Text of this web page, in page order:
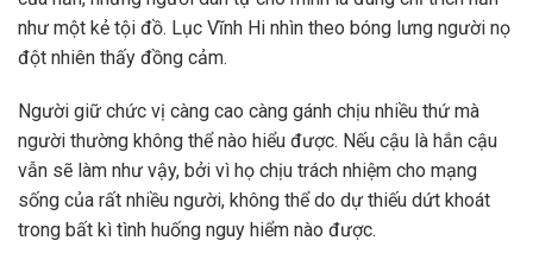
như một kẻ tội đồ. Lục Vĩnh Hi nhìn theo bóng lưng người nọ
đột nhiên thấy đồng cảm.
Người giữ chức vị càng cao càng gánh chịu nhiều thứ mà
người thường không thể nào hiểu được. Nếu cậu là hắn cậu
vẫn sẽ làm như vậy, bởi vì họ chịu trách nhiệm cho mạng
sống của rất nhiều người, không thể do dự thiếu dứt khoát
trong bất kì tình huống nguy hiểm nào được.